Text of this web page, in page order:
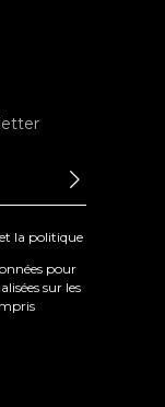
la politique
pour
sur les